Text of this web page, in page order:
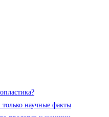
научные факты